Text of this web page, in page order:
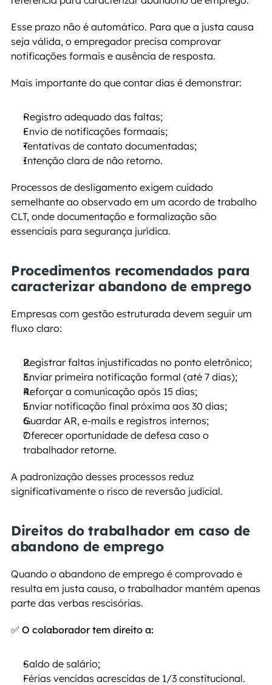
Esse prazo não é automático. Para que a justa causa
seja válida, o empregador precisa comprovar
notificações formais e ausência de resposta.
Mais importante do que contar dias é demonstrar:
Registro adequado das faltas;
Envio de notificações formaais;
Tentativas de contato documentadas;
Intenção clara de não retorno.
Processos de desligamento exigem cuidado
semelhante ao observado em um acordo de trabalho
CLT, onde documentação e formalização são
essenciais para segurança jurídica.
Procedimentos recomendados para
caracterizar abandono de emprego
Empresas com gestão estruturada devem seguir um
fluxo claro:
Registrar faltas injustificadas no ponto eletrônico;
Enviar primeira notificação formal (até 7 dias);
Reforçar a comunicação após 15 dias;
Enviar notificação final próxima aos 30 dias;
Guardar AR, e-mails e registros internos;
Oferecer oportunidade de defesa caso o
trabalhador retorne.
A padronização desses processos reduz
significativamente o risco de reversão judicial.
Direitos do trabalhador em caso de
abandono de emprego
Quando o abandono de emprego é comprovado e
resulta em justa causa, o trabalhador mantém apenas
parte das verbas rescisórias.
✅ O colaborador tem direito a:
Saldo de salário;
Férias vencidas acrescidas de 1/3 constitucional.